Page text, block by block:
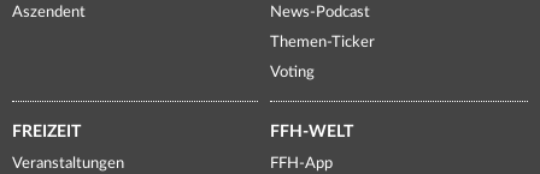
Aszendent
News-Podcast
Themen-Ticker
Voting
FREIZEIT
Veranstaltungen
FFH-WELT
FFH-App